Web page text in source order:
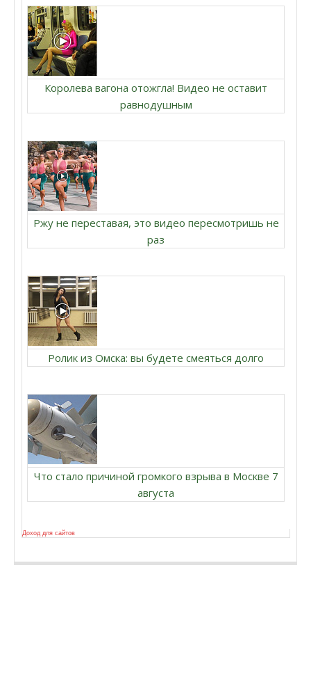
Королева вагона отожгла! Видео не оставит
равнодушным
Ржу не переставая, это видео пересмотришь не
раз
Ролик из Омска: вы будете смеяться долго
Что стало причиной громкого взрыва в Москве 7
августа
Доход для сайтов